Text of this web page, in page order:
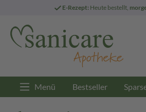
E-Rezept: Heute bestellt,
Menü Bestseller